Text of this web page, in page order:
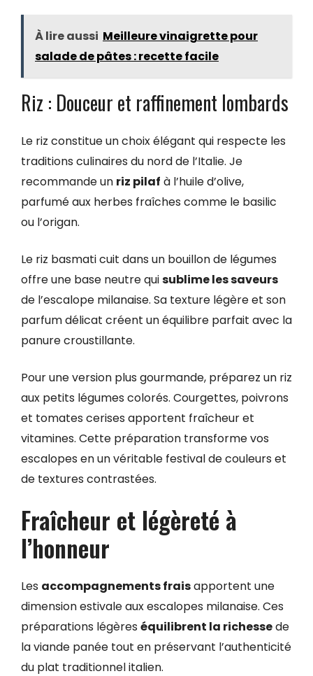
À lire aussi Meilleure vinaigrette pour
salade de pâtes : recette facile
Riz : Douceur et raffinement lombards
Le riz constitue un choix élégant qui respecte les
traditions culinaires du nord de l’Italie. Je
recommande un riz pilaf à l’huile d’olive,
parfumé aux herbes fraîches comme le basilic
ou l’origan.
Le riz basmati cuit dans un bouillon de légumes
offre une base neutre quisublime les saveurs
de l’escalope milanaise. Sa texture légère et son
parfum délicat créent un équilibre parfait avec la
panure croustillante.
Pour une version plus gourmande, préparez un riz
aux petits légumes colorés. Courgettes, poivrons
et tomates cerises apportent fraîcheur et
vitamines. Cette préparation transforme vos
escalopes en un véritable festival de couleurs et
de textures contrastées.
Fraîcheur et légèreté à
l’honneur
Les accompagnements fraisapportent une
dimension estivale aux escalopes milanaise. Ces
préparations légères équilibrent la richessede
la viande panée tout en préservant l’authenticité
du plat traditionnel italien.